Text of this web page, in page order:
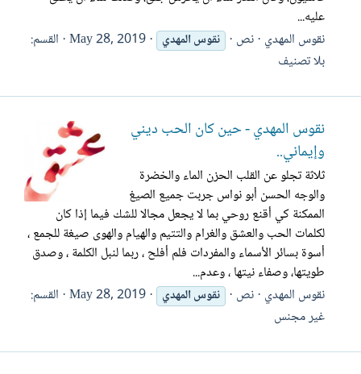
عليه...
نقوس المهدي نص نقوسالمهدي May 28, 2019 القسم:
بلا تصنيف
نقوس المهدي - حين كان الحب ديني
وإيماني..
ثلاثة تجلو عن القلب الحزن الماء والخضرة
والوجه الحسن أبو نواس جربت جميع الصيغ
الممكنة كي أقنع روحي بما لا يجعل مجالا للشك فيما إذا كان
لكلمات الحب والعشق والغرام والتتيم والهيام والهوى صيغة للجمع ،
أسوة بسائر الأسماء والمفردات فلم أفلح ، ربما لنبل الكلمة ، وصدق
طويتها، وصفاء نيتها ، وعدم...
نقوس المهدي نص نقوسالمهدي May 28, 2019 القسم:
غير مجنس